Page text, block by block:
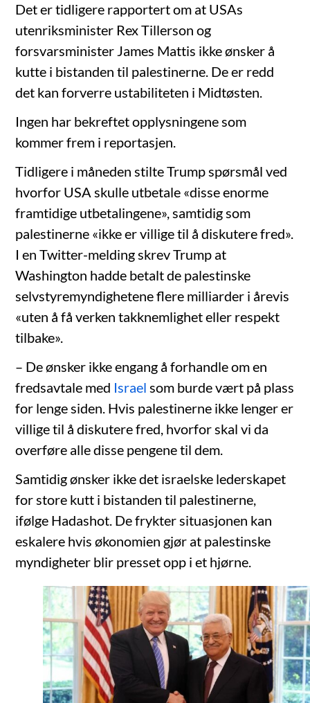
Det er tidligere rapportert om at USAs
utenriksminister Rex Tillerson og
forsvarsminister James Mattis ikke ønsker å
kutte i bistanden til palestinerne. De er redd
det kan forverre ustabiliteten i Midtøsten.
Ingen har bekreftet opplysningene som
kommer frem i reportasjen.
Tidligere i måneden stilte Trump spørsmål ved
hvorfor USA skulle utbetale «disse enorme
framtidige utbetalingene», samtidig som
palestinerne «ikke er villige til å diskutere fred».
I en Twitter-melding skrev Trump at
Washington hadde betalt de palestinske
selvstyremyndighetene flere milliarder i årevis
«uten å få verken takknemlighet eller respekt
tilbake».
– De ønsker ikke engang å forhandle om en
fredsavtale med Israel som burde vært på plass
for lenge siden. Hvis palestinerne ikke lenger er
villige til å diskutere fred, hvorfor skal vi da
overføre alle disse pengene til dem.
Samtidig ønsker ikke det israelske lederskapet
for store kutt i bistanden til palestinerne,
ifølge Hadashot. De frykter situasjonen kan
eskalere hvis økonomien gjør at palestinske
myndigheter blir presset opp i et hjørne.